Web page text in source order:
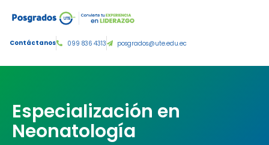
Contáctanos 099 836 4313 posgrados@ute.edu.ec
Especialización en
Neonatología
Tercer nivel de grado: